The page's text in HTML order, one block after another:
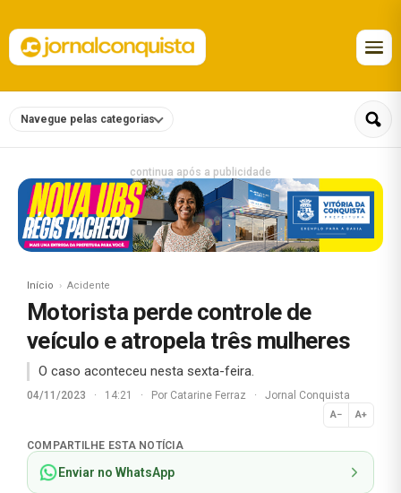
Navegue pelas categorias
continua após a publicidade
Início Acidente
Motorista perde controle de
veículo e atropela três mulheres
O caso aconteceu nesta sexta-feira.
04/11/2023 · 14:21 · Por Catarine Ferraz · Jornal Conquista
A− A+
Normal
COMPARTILHE ESTA NOTÍCIA
Enviar no WhatsApp